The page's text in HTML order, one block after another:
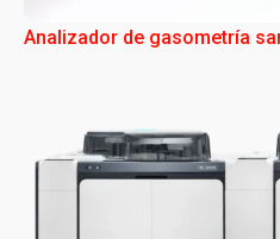
Analizador de gasometría